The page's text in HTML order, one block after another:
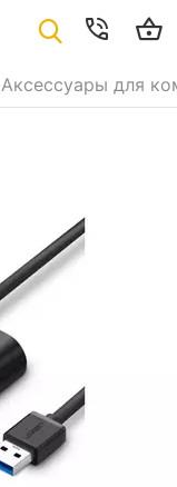
Аксессуары для